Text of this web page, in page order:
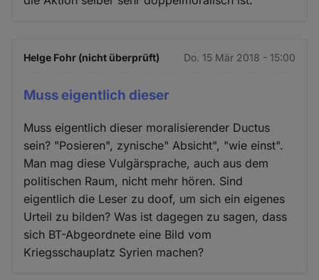
Helge Fohr (nicht überprüft) Do. 15 Mär 2018 - 15:00
Muss eigentlich dieser
Muss eigentlich dieser moralisierender Ductus
sein? "Posieren", zynische" Absicht", "wie einst".
Man mag diese Vulgärsprache, auch aus dem
politischen Raum, nicht mehr hören. Sind
eigentlich die Leser zu doof, um sich ein eigenes
Urteil zu bilden? Was ist dagegen zu sagen, dass
sich BT-Abgeordnete eine Bild vom
Kriegsschauplatz Syrien machen?